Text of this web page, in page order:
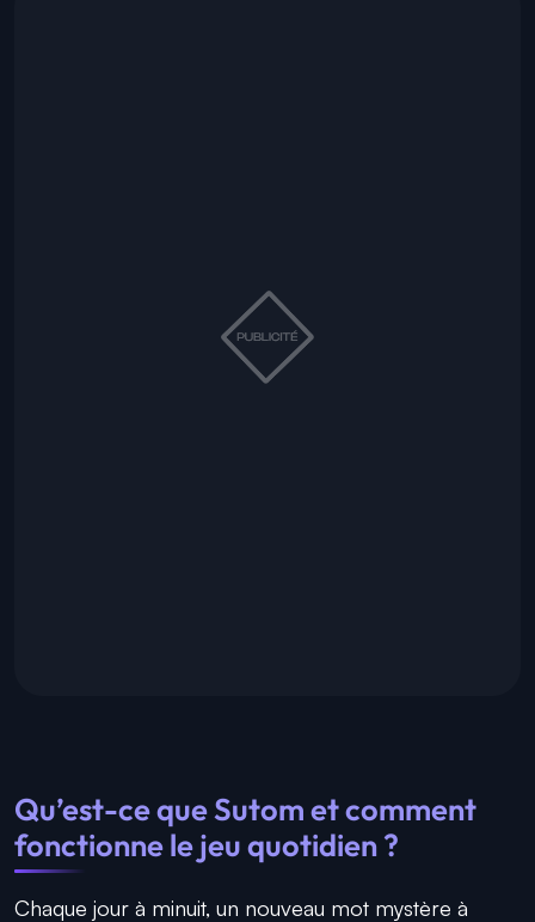
Qu’est-ce que Sutom et comment
fonctionne le jeu quotidien ?
Chaque jour à minuit, un nouveau mot mystère à